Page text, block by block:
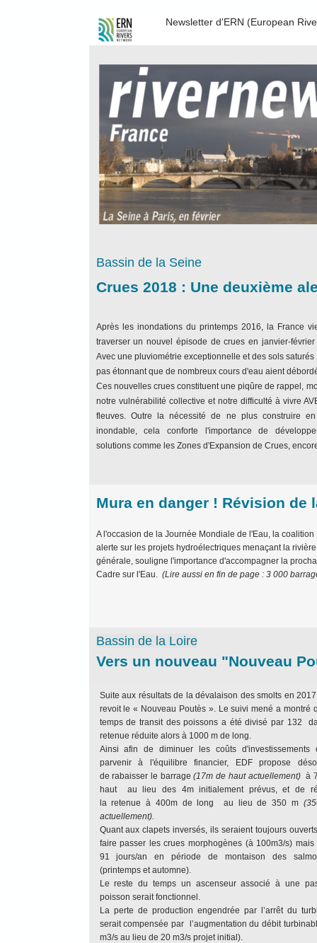
Newsletter d'ERN (European
Bassin de la Seine
Crues 2018 : Une deuxième
Après les inondations du printemps 2016, la France
traverser un nouvel épisode de crues en janvier-février
Avec une pluviométrie exceptionnelle et des sols saturés
pas étonnant que de nombreux cours d'eau aient
Ces nouvelles crues constituent une piqûre de rappel,
notre vulnérabilité collective et notre difficulté à vivre
fleuves. Outre la nécessité de ne plus construire
inondable, cela conforte l'importance de
solutions comme les Zones d'Expansion de Crues,
Mura en danger ! Révision de
A l'occasion de la Journée Mondiale de l'Eau, la
alerte sur les projets hydroélectriques menaçant la
générale, souligne l'importance d'accompagner la
Cadre sur l'Eau. (Lire aussi en fin de page : 3 000
Bassin de la Loire
Vers un nouveau "Nouveau
Suite aux résultats de la dévalaison des smolts en
revoit le « Nouveau Poutès ». Le suivi mené a montré
temps de transit des poissons a été divisé par 132
retenue réduite alors à 1000 m de long.
Ainsi afin de diminuer les coûts d'investissements
parvenir à l'équilibre financier, EDF propose
de rabaisser le barrage(17m de haut actuellement)à
haut au lieu des 4m initialement prévus, et de
la retenue à 400m de long au lieu de 350 m
actuellement).
Quant aux clapets inversés, ils seraient toujours
faire passer les crues morphogènes (à 100m3/s) mais
91 jours/an en période de montaison des
(printemps et automne).
Le reste du temps un ascenseur associé à une
poisson serait fonctionnel.
La perte de production engendrée par l’arrêt du
serait compensée par l’augmentation du débit
m3/s au lieu de 20 m3/s projet initial).